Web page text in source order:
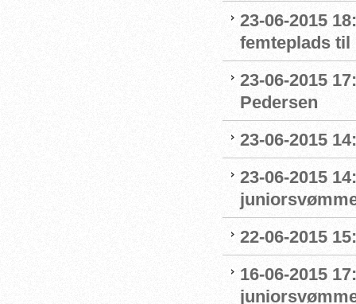
23-06-2015
femteplads til
23-06-2015
Pedersen
23-06-2015
23-06-2015
22-06-2015
16-06-2015